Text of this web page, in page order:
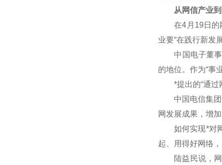
从网信产业到
在4月19日的网
业要“在践行新发
中国电子董事长
的地位。作为“事
*提出的“通过网
中国电信集团公
网发展成果，增
如何实现*对网
起、用得好网络
陆益民说，网